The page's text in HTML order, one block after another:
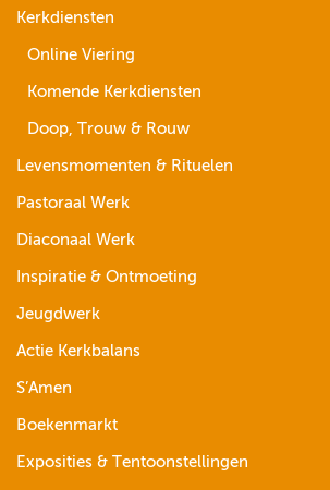
Kerkdiensten
Online Viering
Komende Kerkdiensten
Doop, Trouw & Rouw
Levensmomenten & Rituelen
Pastoraal Werk
Diaconaal Werk
Inspiratie & Ontmoeting
Jeugdwerk
Actie Kerkbalans
S’Amen
Boekenmarkt
Exposities & Tentoonstellingen